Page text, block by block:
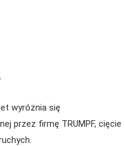
wyróżnia się
przez firmę TRUMPF, cięcie